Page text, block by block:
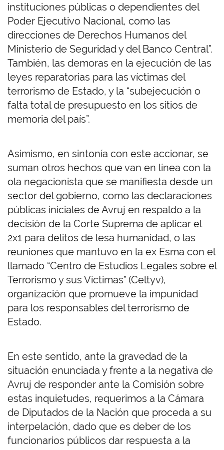
instituciones públicas o dependientes del
Poder Ejecutivo Nacional, como las
direcciones de Derechos Humanos del
Ministerio de Seguridad y del Banco Central”.
También, las demoras en la ejecución de las
leyes reparatorias para las víctimas del
terrorismo de Estado, y la “subejecución o
falta total de presupuesto en los sitios de
memoria del país”.
Asimismo, en sintonía con este accionar, se
suman otros hechos que van en línea con la
ola negacionista que se manifiesta desde un
sector del gobierno, como las declaraciones
públicas iniciales de Avruj en respaldo a la
decisión de la Corte Suprema de aplicar el
2x1 para delitos de lesa humanidad, o las
reuniones que mantuvo en la ex Esma con el
llamado “Centro de Estudios Legales sobre el
Terrorismo y sus Víctimas” (Celtyv),
organización que promueve la impunidad
para los responsables del terrorismo de
Estado.
En este sentido, ante la gravedad de la
situación enunciada y frente a la negativa de
Avruj de responder ante la Comisión sobre
estas inquietudes, requerimos a la Cámara
de Diputados de la Nación que proceda a su
interpelación, dado que es deber de los
funcionarios públicos dar respuesta a la